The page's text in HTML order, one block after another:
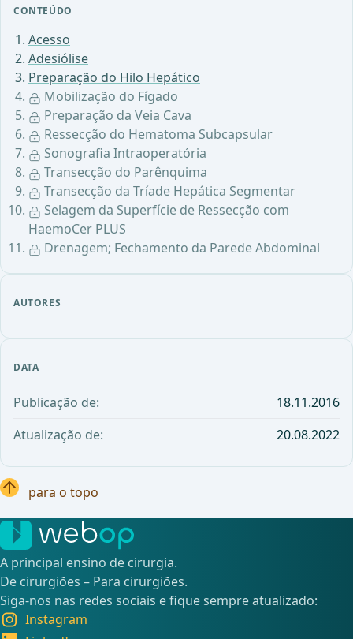
CONTEÚDO
Acesso
Adesiólise
Preparação do Hilo Hepático
Mobilização do Fígado
Preparação da Veia Cava
Ressecção do Hematoma Subcapsular
Sonografia Intraoperatória
Transecção do Parênquima
Transecção da Tríade Hepática Segmentar
Selagem da Superfície de Ressecção com
HaemoCer PLUS
Drenagem; Fechamento da Parede Abdominal
AUTORES
DATA
Publicação de:
18.11.2016
Atualização de:
20.08.2022
para o topo
A principal ensino de cirurgia.
De cirurgiões – Para cirurgiões.
Siga-nos nas redes sociais e fique sempre atualizado:
Instagram